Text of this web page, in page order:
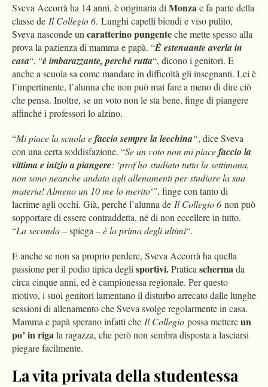
Sveva Accorrà ha 14 anni, è originaria diMonzae fa parte della
classe de Il Collegio 6. Lunghi capelli biondi e viso pulito,
Sveva nasconde uncaratterino pungenteche mette spesso alla
prova la pazienza di mamma e papà. “È estenuante averla in
casa“, “è imbarazzante, perché rutta“, dicono i genitori. E
anche a scuola sa come mandare in difficoltà gli insegnanti. Lei è
l’impertinente, l’alunna che non può mai fare a meno di dire ciò
che pensa. Inoltre, se un voto non le sta bene, finge di piangere
affinché i professori lo alzino.
“Mi piace la scuola efaccio sempre la lecchina“, dice Sveva
con una certa soddisfazione. “Se un voto non mi piacefaccio la
vittima e inizio a piangere: ‘prof ho studiato tutta la settimana,
non sono neanche andata agli allenamenti per studiare la sua
materia! Almeno un 10 me lo merito‘”, finge con tanto di
lacrime agli occhi. Già, perché l’alunna de Il Collegio 6 non può
sopportare di essere contraddetta, né di non eccellere in tutto.
“La seconda– spiega –è la prima degli ultimi“.
E anche se non sa proprio perdere, Sveva Accorrà ha quella
passione per il podio tipica deglisportivi.Praticaschermada
circa cinque anni, ed è campionessa regionale. Per questo
motivo, i suoi genitori lamentano il disturbo arrecato dalle lunghe
sessioni di allenamento che Sveva svolge regolarmente in casa.
Mamma e papà sperano infatti che Il Collegio possa mettereun
po’ in rigala ragazza, che però non sembra disposta a lasciarsi
piegare facilmente.
La vita privata della studentessa